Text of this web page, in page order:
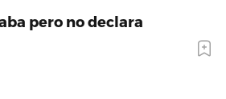
pero no declara